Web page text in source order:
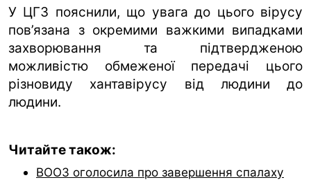
У ЦГЗ пояснили, що увага до цього вірусу
пов’язана з окремими важкими випадками
захворювання та підтвердженою
можливістю обмеженої передачі цього
різновиду хантавірусу від людини до
людини.
Читайте також:
ВООЗ оголосила про завершення спалаху